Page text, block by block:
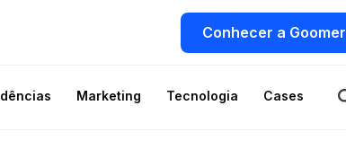
Conhecer a Goomer
Marketing Tecnologia Cases